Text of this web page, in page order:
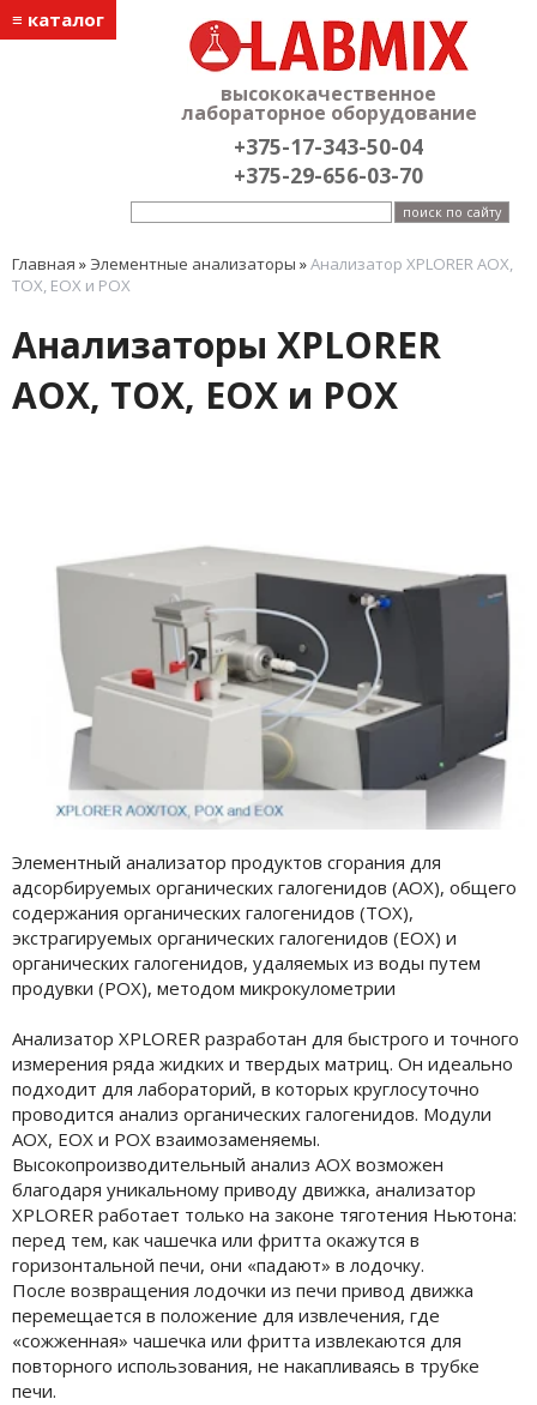
≡ каталог
высококачественное
лабораторное оборудование
+375-17-343-50-04
+375-29-656-03-70
Главная » Элементные анализаторы »Анализатор XPLORER AOX,
TOX, EOX и POX
Анализаторы XPLORER
AOX, TOX, EOX и POX
Элементный анализатор продуктов сгорания для
адсорбируемых органических галогенидов (AOX), общего
содержания органических галогенидов (TOX),
экстрагируемых органических галогенидов (EOX) и
органических галогенидов, удаляемых из воды путем
продувки (POX), методом микрокулометрии
Анализатор XPLORER разработан для быстрого и точного
измерения ряда жидких и твердых матриц. Он идеально
подходит для лабораторий, в которых круглосуточно
проводится анализ органических галогенидов. Модули
АОХ, EOX и POX взаимозаменяемы.
Высокопроизводительный анализ AOX возможен
благодаря уникальному приводу движка, анализатор
XPLORER работает только на законе тяготения Ньютона:
перед тем, как чашечка или фритта окажутся в
горизонтальной печи, они «падают» в лодочку.
После возвращения лодочки из печи привод движка
перемещается в положение для извлечения, где
«сожженная» чашечка или фритта извлекаются для
повторного использования, не накапливаясь в трубке
печи.